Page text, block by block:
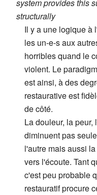
system provides this
structurally
Il y a une logique à
les un-e-s aux
horribles quand le
violent. Le
est ainsi, à des
restaurative est
de côté.
La douleur, la
diminuent pas
l'autre mais aussi
vers l'écoute. Tant
c'est peu probable
restauratif procure